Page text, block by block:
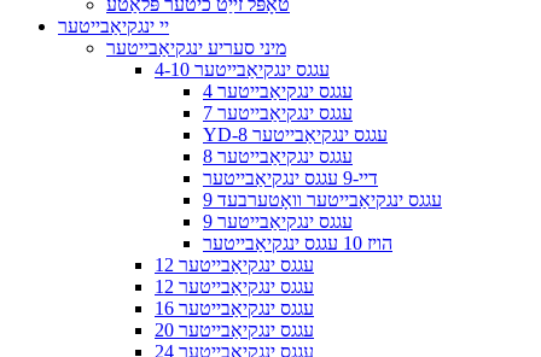
יי ינגקיאַבייטער
מיני סעריע ינגקיאַבייטער
4-10 עגגס ינגקיאַבייטער
4 עגגס ינגקיאַבייטער
7 עגגס ינגקיאַבייטער
YD-8 עגגס ינגקיאַבייטער
8 עגגס ינגקיאַבייטער
דיי-9 עגגס ינגקיאַבייטער
9 עגגס ינגקיאַבייטער וואָטערבעד
9 עגגס ינגקיאַבייטער
הויז 10 עגגס ינגקיאַבייטער
12 עגגס ינגקיאַבייטער
12 עגגס ינגקיאַבייטער
16 עגגס ינגקיאַבייטער
20 עגגס ינגקיאַבייטער
24 עגגס ינגקיאַבייטער